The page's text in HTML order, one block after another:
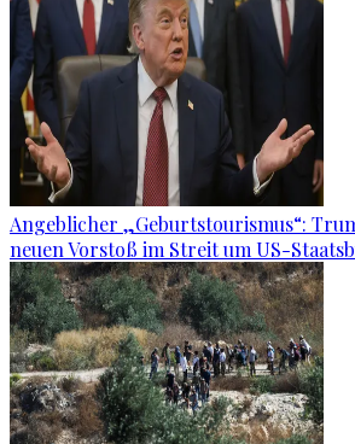
Angeblicher „Geburtstourismus“:
neuen Vorstoß im Streit um US-